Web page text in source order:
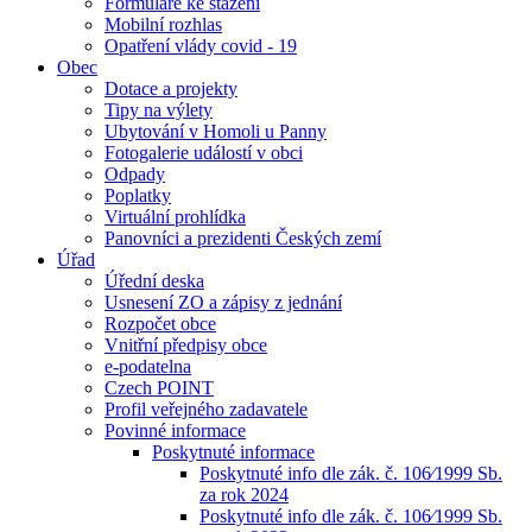
Mobilní rozhlas
Opatření vlády covid - 19
Obec
Dotace a projekty
Tipy na výlety
Ubytování v Homoli u Panny
Fotogalerie událostí v obci
Odpady
Poplatky
Virtuální prohlídka
Panovníci a prezidenti Českých zemí
Úřad
Úřední deska
Usnesení ZO a zápisy z jednání
Rozpočet obce
Vnitřní předpisy obce
e-podatelna
Czech POINT
Profil veřejného zadavatele
Povinné informace
Poskytnuté informace
Poskytnuté info dle zák. č. 106⁄1999 Sb.
za rok 2024
Poskytnuté info dle zák. č. 106⁄1999 Sb.